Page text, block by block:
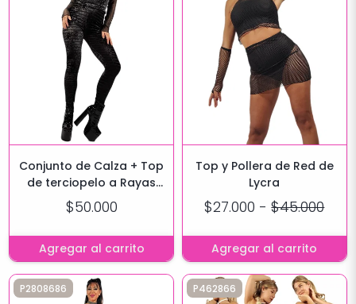
Conjunto de Calza + Top
de terciopelo a Rayas
con tul de Lycra
$50.000
Agregar al carrito
Top y Pollera de Red de
Lycra
$27.000 - $45.000
Agregar al carrito
P2808686 P462866